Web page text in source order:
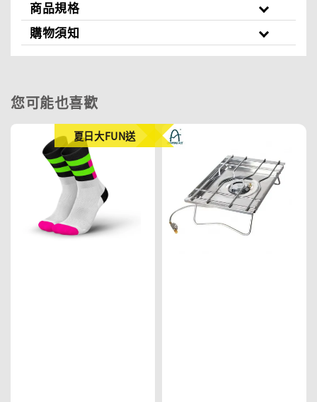
商品規格
購物須知
您可能也喜歡
夏日大FUN送